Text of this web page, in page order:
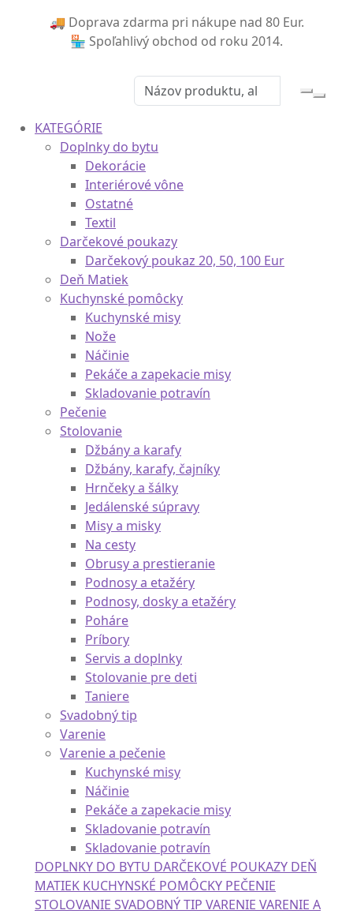
🚚 Doprava zdarma pri nákupe nad 80 Eur.
🏪 Spoľahlivý obchod od roku 2014.
KATEGÓRIE
Doplnky do bytu
Dekorácie
Interiérové vône
Ostatné
Textil
Darčekové poukazy
Darčekový poukaz 20, 50, 100 Eur
Deň Matiek
Kuchynské pomôcky
Kuchynské misy
Nože
Náčinie
Pekáče a zapekacie misy
Skladovanie potravín
Pečenie
Stolovanie
Džbány a karafy
Džbány, karafy, čajníky
Hrnčeky a šálky
Jedálenské súpravy
Misy a misky
Na cesty
Obrusy a prestieranie
Podnosy a etažéry
Podnosy, dosky a etažéry
Poháre
Príbory
Servis a doplnky
Stolovanie pre deti
Taniere
Svadobný tip
Varenie
Varenie a pečenie
Kuchynské misy
Náčinie
Pekáče a zapekacie misy
Skladovanie potravín
Skladovanie potravín
DOPLNKY DO BYTU DARČEKOVÉ POUKAZY DEŇ
MATIEK KUCHYNSKÉ POMÔCKY PEČENIE
STOLOVANIE SVADOBNÝ TIP VARENIE VARENIE A